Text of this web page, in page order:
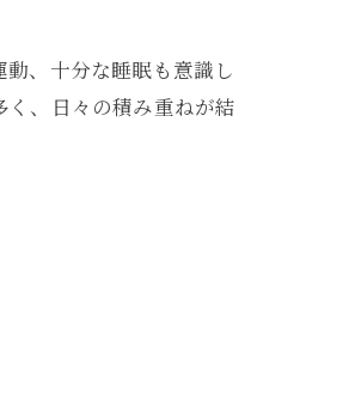
、十分な睡眠も意識し
、日々の積み重ねが結